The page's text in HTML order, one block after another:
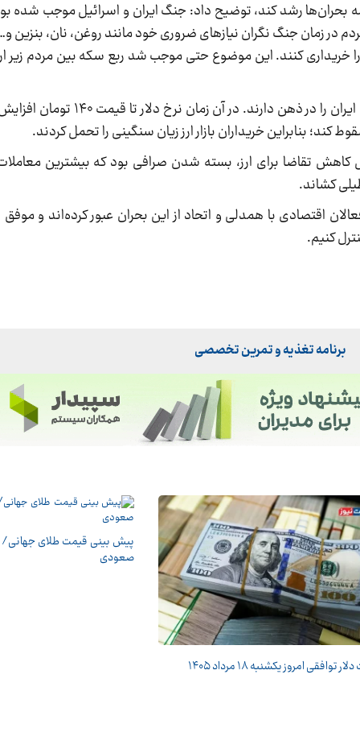
بحران‌ها رشد کند، توضیح داد: جنگ ایران و اسرائیل موجب شده بود
در زمان جنگ نگران نیازهای ضروری خود مانند روغن، نان، بنزین
را خریداری کنند. این موضوع حتی موجب شد ربع سکه بین مردم زیر
ناظمی افزود: معامله‌گران با سابقه، صلح بین عراق و
کاهش تقاضا برای ارز، بسته شدن صرافی بود که بیشترین
کشاند.
اقتصادی با همدلی و اتحاد از این بحران عبور کرده‌اند و
کنیم.
برنامه تغذیه و تمرین تخصصی
توافقی امروز یکشنبه ۱۸ مرداد ۱۴۰۵
پیش بینی قیمت طلای
صعودی